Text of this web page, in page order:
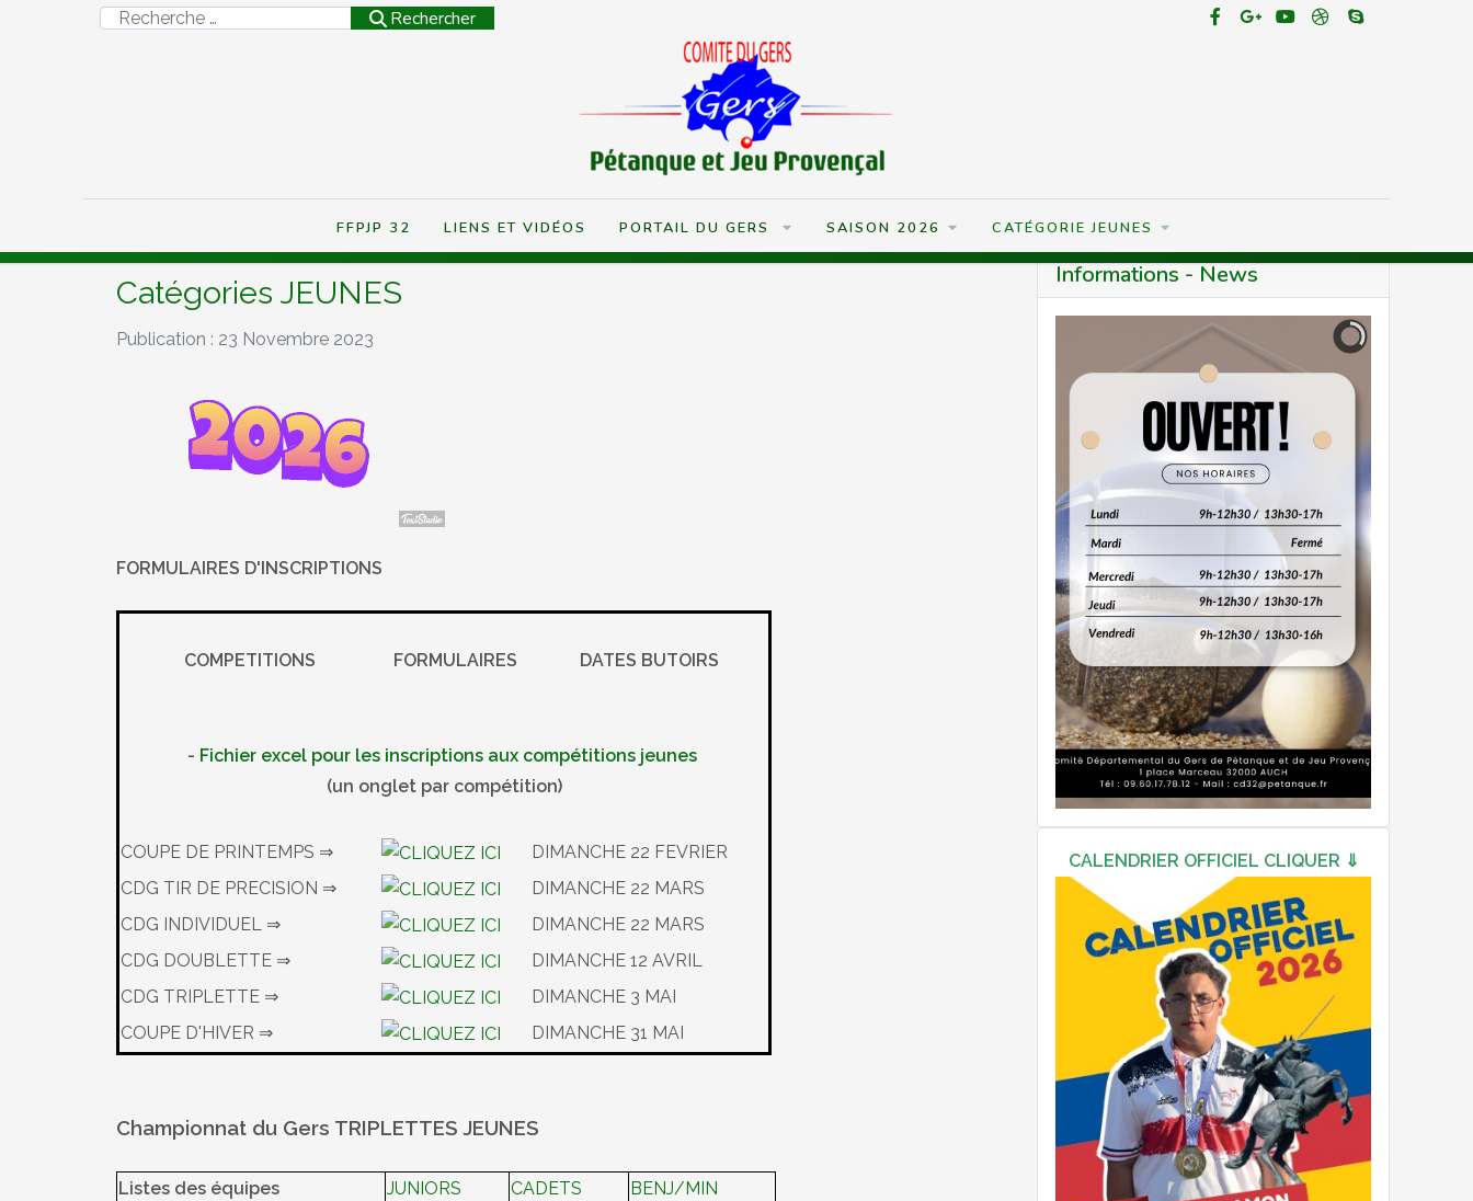
Rechercher Rechercher
FFPJP 32 LIENS ET VIDÉOS PORTAIL DU GERS SAISON 2026 CATÉGORIE JEUNES
Informations - News
CALENDRIER OFFICIEL CLIQUER ⇓
Catégories JEUNES
Publication : 23 Novembre 2023
FORMULAIRES D'INSCRIPTIONS
COMPETITIONS FORMULAIRES DATES BUTOIRS
- Fichier excel pour les inscriptions aux compétitions jeunes
(un onglet par compétition)
COUPE DE PRINTEMPS ⇒
DIMANCHE 22 FEVRIER
CDG TIR DE PRECISION ⇒
DIMANCHE 22 MARS
CDG INDIVIDUEL ⇒
DIMANCHE 22 MARS
CDG DOUBLETTE ⇒
DIMANCHE 12 AVRIL
CDG TRIPLETTE ⇒
DIMANCHE 3 MAI
COUPE D'HIVER ⇒
DIMANCHE 31 MAI
Championnat du Gers TRIPLETTES JEUNES
Listes des équipes JUNIORS CADETS
BENJ/MIN